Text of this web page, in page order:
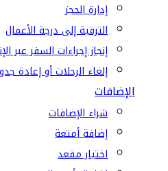
إدارة الحجز
الترقية إلى درجة الأعمال
إنجاز إجراءات السفر عبر
إلغاء الرحلات أو إعادة
الإضافات
شراء الإضافات
إضافة أمتعة
اختيار مقعد